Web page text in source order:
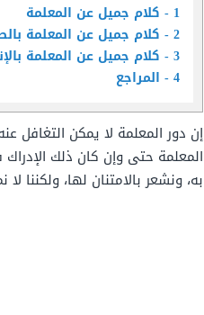
1
كلام جميل عن المعلمة
2 كلام جميل عن المعلمة
3 كلام جميل عن المعلمة
4 المراجع
إن دور المعلمة لا يمكن التغافل
المعلمة حتى وإن كان ذلك
به، ونشعر بالامتنان لها،